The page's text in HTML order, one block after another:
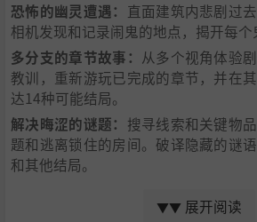
恐怖的幽灵遭遇： 直面建筑内悲剧过
相机发现和记录闹鬼的地点，揭开每个
多分支的章节故事： 从多个视角体验
教训，重新游玩已完成的章节，并在
达14种可能结局。
解决晦涩的谜题： 搜寻线索和关键物
题和逃离锁住的房间。破译隐藏的谜
和其他结局。
角色的传统韩服和适用于守卫的怀旧风
▼▼ 展开阅读